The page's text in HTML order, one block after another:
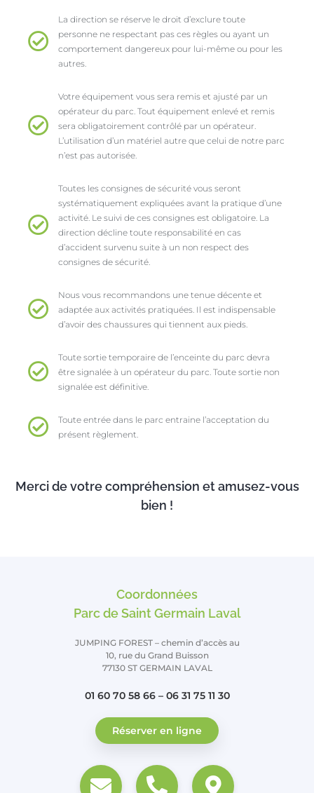
La direction se réserve le droit d’exclure toute
personne ne respectant pas ces règles ou ayant un
comportement dangereux pour lui-même ou pour les
autres.
Votre équipement vous sera remis et ajusté par un
opérateur du parc. Tout équipement enlevé et remis
sera obligatoirement contrôlé par un opérateur.
L’utilisation d’un matériel autre que celui de notre parc
n’est pas autorisée.
Toutes les consignes de sécurité vous seront
systématiquement expliquées avant la pratique d’une
activité. Le suivi de ces consignes est obligatoire. La
direction décline toute responsabilité en cas
d’accident survenu suite à un non respect des
consignes de sécurité.
Nous vous recommandons une tenue décente et
adaptée aux activités pratiquées. Il est indispensable
d’avoir des chaussures qui tiennent aux pieds.
Toute sortie temporaire de l’enceinte du parc devra
être signalée à un opérateur du parc. Toute sortie non
signalée est définitive.
Toute entrée dans le parc entraine l’acceptation du
présent règlement.
Merci de votre compréhension et amusez-vous
bien !
Coordonnées
Parc de Saint Germain Laval
JUMPING FOREST – chemin d’accès au
10, rue du Grand Buisson
77130 ST GERMAIN LAVAL
01 60 70 58 66 – 06 31 75 11 30
Réserver en ligne